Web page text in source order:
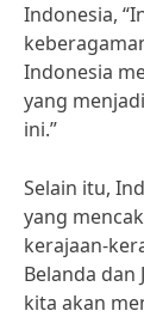
Indonesia,
Indonesia
yang
ini.”
Selain itu,
yang
kerajaan-
Belanda dan
kita akan